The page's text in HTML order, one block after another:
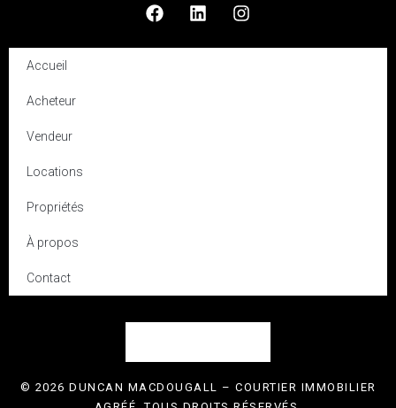
Accueil
Acheteur
Vendeur
Locations
Propriétés
À propos
Contact
© 2026 DUNCAN MACDOUGALL – COURTIER IMMOBILIER